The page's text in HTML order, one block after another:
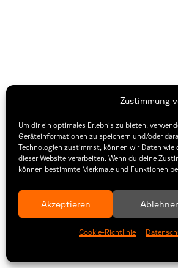
Zustimmung
Um dir ein optimales Erlebnis zu bieten,
Geräteinformationen zu speichern und/oder
Technologien zustimmst, können wir Daten
dieser Website verarbeiten. Wenn du deine
können bestimmte Merkmale und Funktionen
Akzeptieren
Cookie-Richtlinie
Technische Hochschule
Würzburg-Schweinfurt
Sanderheinrichsleitenweg 20
tel: +49 931 35 11 93 02
mail: dekanat.fg@thws.de